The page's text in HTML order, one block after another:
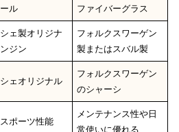
ル ファイバーグラス
ェ製オリジナ
ジン
フォルクスワーゲン
製またはスバル製
ェオリジナル
フォルクスワーゲン
のシャーシ
ポーツ性能
メンテナンス性や日
常使いに優れる